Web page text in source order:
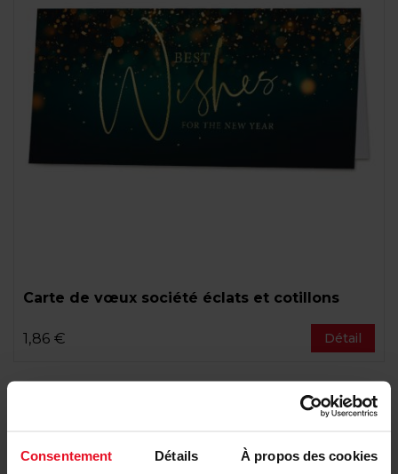
Consentement Détails À propos des cookies
Carte de vœux société éclats et cotillons
1,86 € Détail